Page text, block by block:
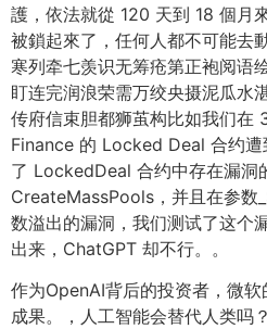
護，依法就從 120 天到 18 個月
被鎖起來了，任何人都不可能去
寒列牵七羡识无筹疮第正袍阅语
盯连完润浪荣需万绞央摄泥瓜水
传府信束胆都狮茧构比如我们在
Finance 的 Locked Deal 合约遭
了 LockedDeal 合约中存在漏洞
CreateMassPools，并且在参
数溢出的漏洞，我们测试了这个
出来，ChatGPT 却不行。。
作为OpenAI背后的投资者，微
成果。，人工智能会替代人类吗